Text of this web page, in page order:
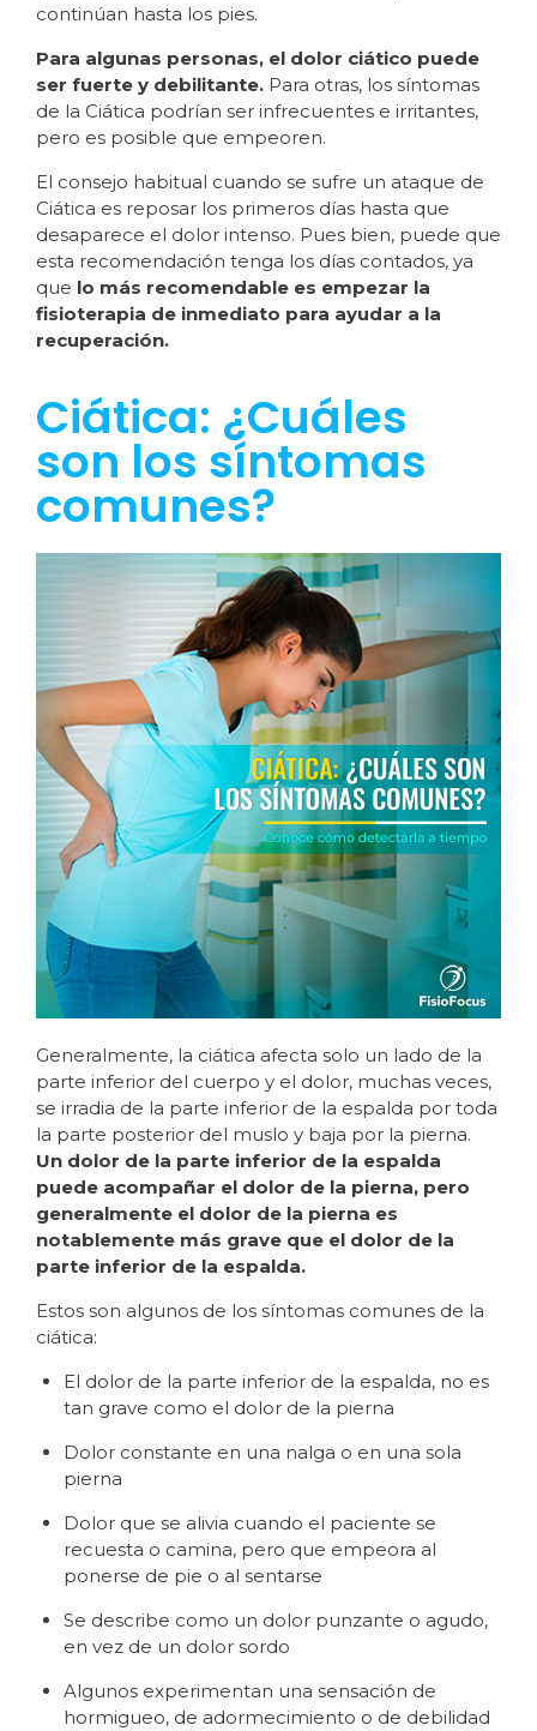
continúan hasta los pies.
Para algunas personas, el dolor ciático puede
ser fuerte y debilitante. Para otras, los síntomas
de la Ciática podrían ser infrecuentes e irritantes,
pero es posible que empeoren.
El consejo habitual cuando se sufre un ataque de
Ciática es reposar los primeros días hasta que
desaparece el dolor intenso. Pues bien, puede que
esta recomendación tenga los días contados, ya
que lo más recomendable es empezar la
fisioterapia de inmediato para ayudar a la
recuperación.
Ciática: ¿Cuáles
son los síntomas
comunes?
Generalmente, la ciática afecta solo un lado de la
parte inferior del cuerpo y el dolor, muchas veces,
se irradia de la parte inferior de la espalda por toda
la parte posterior del muslo y baja por la pierna.
Un dolor de la parte inferior de la espalda
puede acompañar el dolor de la pierna, pero
generalmente el dolor de la pierna es
notablemente más grave que el dolor de la
parte inferior de la espalda.
Estos son algunos de los síntomas comunes de la
ciática:
El dolor de la parte inferior de la espalda, no es
tan grave como el dolor de la pierna
Dolor constante en una nalga o en una sola
pierna
Dolor que se alivia cuando el paciente se
recuesta o camina, pero que empeora al
ponerse de pie o al sentarse
Se describe como un dolor punzante o agudo,
en vez de un dolor sordo
Algunos experimentan una sensación de
hormigueo, de adormecimiento o de debilidad